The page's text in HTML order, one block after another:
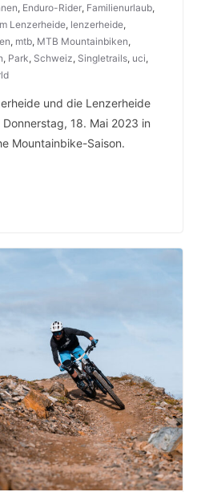
, Enduro-Rider, Familienurlaub,
Lenzerheide, lenzerheide,
, mtb, MTB Mountainbiken,
, Park, Schweiz, Singletrails, uci,
und die Lenzerheide
18. Mai 2023 in
Mountainbike-Saison.